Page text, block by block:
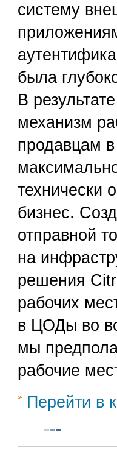
систему
была
В
механизм
продавцам
технически
бизнес.
отправной
на
решения
рабочих
в ЦОДы во
мы
рабочие
Перейти в